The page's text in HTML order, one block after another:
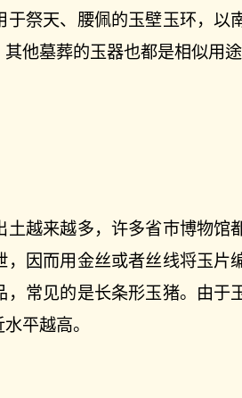
祭天、腰佩的玉壁玉环，以
他墓葬的玉器也都是相似用
越来越多，许多省市博物馆
因而用金丝或者丝线将玉片
常见的是长条形玉猪。由于
平越高。